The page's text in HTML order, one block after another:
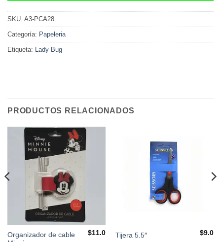
SKU: A3-PCA28
Categoría: Papeleria
Etiqueta: Lady Bug
PRODUCTOS RELACIONADOS
Organizador de cable
$11.0 Tijera 5.5″ $9.0